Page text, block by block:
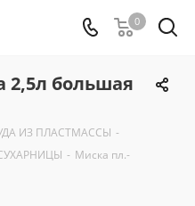
0
2,5л большая
ИЗ ПЛАСТМАССЫ -
- Миска пл.-